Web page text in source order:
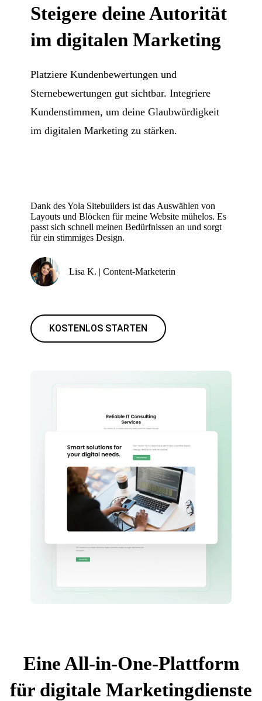
Steigere deine Autorität
im digitalen Marketing
Platziere Kundenbewertungen und
Sternebewertungen gut sichtbar. Integriere
Kundenstimmen, um deine Glaubwürdigkeit
im digitalen Marketing zu stärken.
Dank des Yola Sitebuilders ist das Auswählen von
Layouts und Blöcken für meine Website mühelos. Es
passt sich schnell meinen Bedürfnissen an und sorgt
für ein stimmiges Design.
Lisa K. | Content-Marketerin
KOSTENLOS STARTEN
Eine All-in-One-Plattform
für digitale Marketingdienste